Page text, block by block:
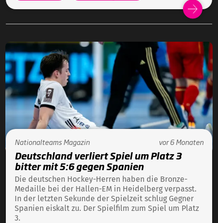
NationalteamsMagazin vor 6 Monaten
Deutschland verliert Spiel um Platz 3
bitter mit 5:6 gegen Spanien
Die deutschen Hockey-Herren haben die Bronze-
Medaille bei der Hallen-EM in Heidelberg verpasst.
In der letzten Sekunde der Spielzeit schlug Gegner
Spanien eiskalt zu. Der Spielfilm zum Spiel um Platz
3.